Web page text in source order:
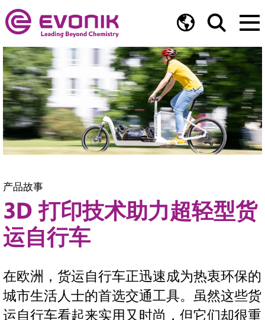
产品故事
3D 打印技术助力超轻型货
运自行车
在欧洲，货运自行车正迅速成为热衷环保的
城市生活人士的首选交通工具。虽然这些货
运自行车看起来实用又时尚，但它们却很重